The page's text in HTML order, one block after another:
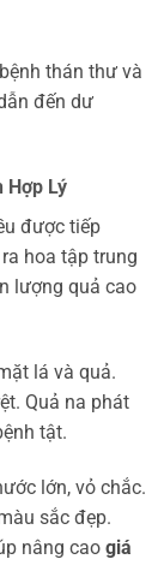
thán thư và
đến dư
Hợp Lý
được tiếp
hoa tập trung
lượng quả cao
lá và quả.
Quả na phát
tật.
lớn, vỏ chắc.
sắc đẹp.
nâng cao giá